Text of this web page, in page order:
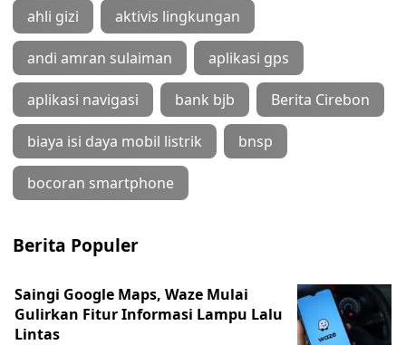
ahli gizi aktivis lingkungan
andi amran sulaiman aplikasi gps
aplikasi navigasi bank bjb Berita Cirebon
biaya isi daya mobil listrik bnsp
bocoran smartphone
Berita Populer
Saingi Google Maps, Waze Mulai
Gulirkan Fitur Informasi Lampu Lalu
Lintas